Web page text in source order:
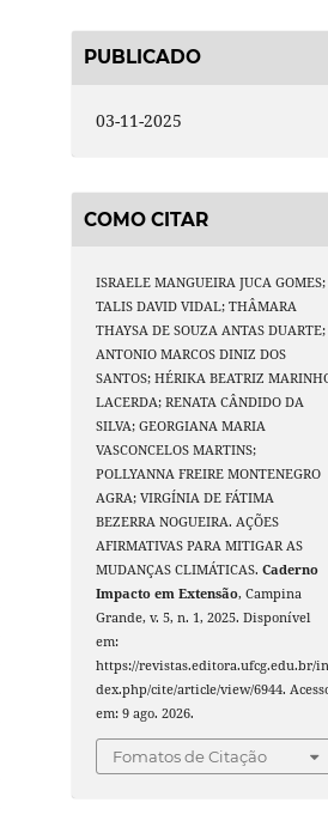
PUBLICADO
03-11-2025
COMO CITAR
ISRAELE MANGUEIRA JUCA GOMES;
TALIS DAVID VIDAL; THÂMARA
THAYSA DE SOUZA ANTAS DUARTE;
ANTONIO MARCOS DINIZ DOS
SANTOS; HÉRIKA BEATRIZ
LACERDA; RENATA CÂNDIDO DA
SILVA; GEORGIANA MARIA
VASCONCELOS MARTINS;
POLLYANNA FREIRE MONTENEGRO
AGRA; VIRGÍNIA DE FÁTIMA
BEZERRA NOGUEIRA. AÇÕES
AFIRMATIVAS PARA MITIGAR AS
MUDANÇAS CLIMÁTICAS.Caderno
Impacto em Extensão, Campina
Grande, v. 5, n. 1, 2025. Disponível
em:
https://revistas.editora.ufcg.edu.br/in
dex.php/cite/article/view/6944.
em: 9 ago. 2026.
Fomatos de Citação